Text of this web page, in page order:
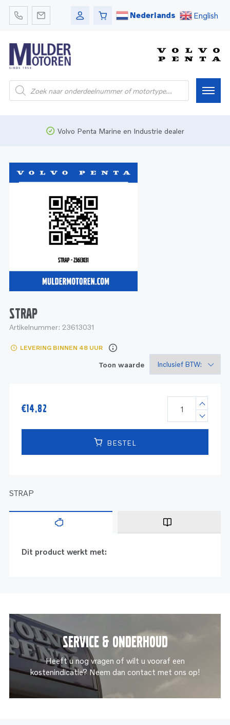
Nederlands English
Onderdelen
Bedrijfsvaart
Onderdelen
Motoren
Onderdelen
Service
Motoren
Service en onderhoud
Reman - Bedrijfsvaart
Volvo Penta Marine en Industrie dealer
STRAP
Artikelnummer: 23613031
LEVERING BINNEN 48 UUR
Toon waarde
€14,82
BESTEL
STRAP
Dit product werkt met:
Service & onderhoud
Heeft u nog vragen of wilt u vooraf een
kostenindicatie? Neem dan contact met ons op!